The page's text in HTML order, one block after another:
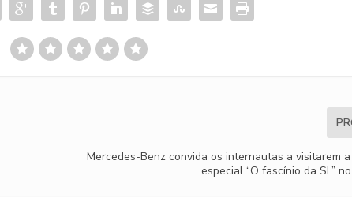
Mercedes-Benz convida os internautas a visitarem
especial “O fascínio da SL”